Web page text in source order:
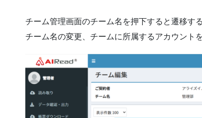
チーム管理画面のチーム名を押下すると遷移す
チーム名の変更、チームに所属するアカウント